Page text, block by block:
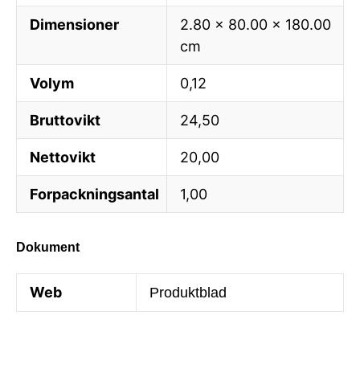
Dimensioner
2.80 × 80.00 × 180.00
cm
Volym 0,12
Bruttovikt 24,50
Nettovikt 20,00
Forpackningsantal 1,00
Dokument
Web Produktblad